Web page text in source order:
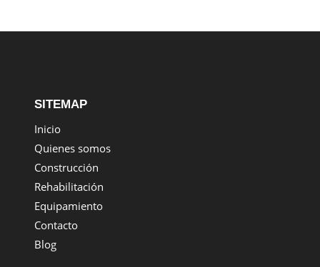
SITEMAP
Inicio
Quienes somos
Construcción
Rehabilitación
Equipamiento
Contacto
Blog